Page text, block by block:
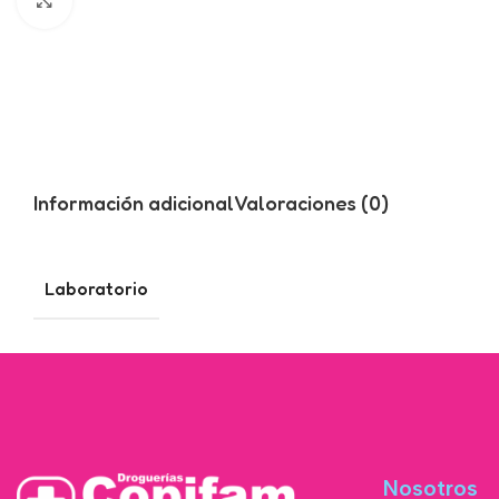
Información adicionalValoraciones (0)
Laboratorio
Nosotros